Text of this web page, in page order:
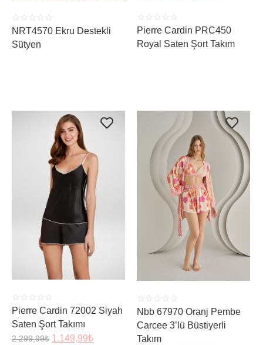
☆ ☆ ☆ ☆ ☆
NRT4570 Ekru Destekli
Sütyen
☆ ☆ ☆ ☆ ☆
Pierre Cardin PRC450
Royal Saten Şort Takım
ÜRÜNÜ İNCELE
☆ ☆ ☆ ☆ ☆
Pierre Cardin 72002 Siyah
Saten Şort Takımı
2.299,99₺ 1.149,99₺
ÜRÜNÜ İNCELE
☆ ☆ ☆ ☆ ☆
Nbb 67970 Oranj Pembe
Carcee 3’lü Büstiyerli
Takım